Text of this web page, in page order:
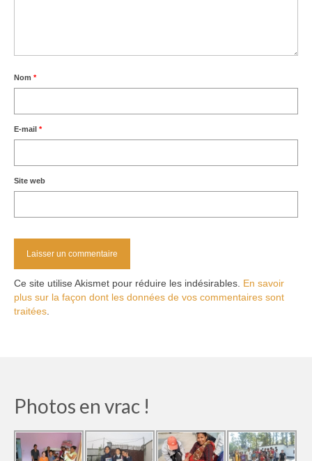
Nom *
E-mail *
Site web
Ce site utilise Akismet pour réduire les indésirables. En savoir
plus sur la façon dont les données de vos commentaires sont
traitées
Photos en vrac !